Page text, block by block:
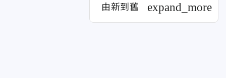
由新到舊 expand_more